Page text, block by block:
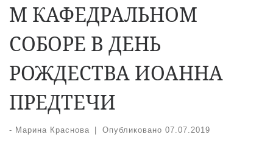
М КАФЕДРАЛЬНОМ
СОБОРЕ В ДЕНЬ
РОЖДЕСТВА ИОАННА
ПРЕДТЕЧИ
- Марина Краснова Опубликовано 07.07.2019